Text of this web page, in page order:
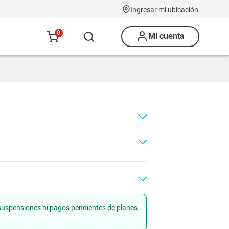
Ingresar mi ubicación
0 Mi cuenta
Renovaciónni pagos pendientes de planes